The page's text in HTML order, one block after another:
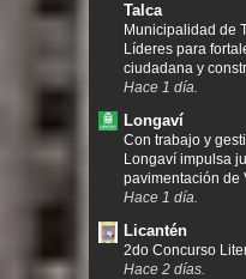
Talca
Municipalidad de
Líderes para
ciudadana y
Hace 1 día.
Longaví
Con trabajo y
Longaví impulsa
pavimentación de
Hace 1 día.
Licantén
2do Concurso
Hace 2 días.